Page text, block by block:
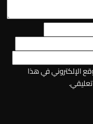
الإلكتروني في هذا